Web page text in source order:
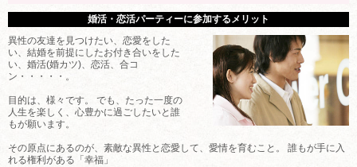
婚活・恋活パーティーに参加するメリット
異性の友達を見つけたい、恋愛をした
い、結婚を前提にしたお付き合いをした
い、婚活(婚カツ)、恋活、合コ
ン・・・・・。
目的は、様々です。 でも、たった一度の
人生を楽しく、心豊かに過ごしたいと誰
もが願います。
その原点にあるのが、素敵な異性と恋愛して、愛情を育むこと。 誰もが手に入
れる権利がある「幸福」